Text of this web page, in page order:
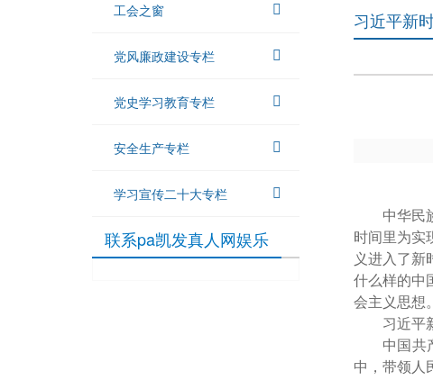
工会之窗
党风廉政建设专栏
党史学习教育专栏
安全生产专栏
学习宣传二十大专栏
联系pa凯发真人网娱乐
习近平新
中华民
时间里为实
义进入了新
什么样的中
会主义思想
习近平
中国共
中，带领人